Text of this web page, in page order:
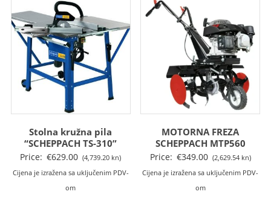
Stolna kružna pila
“SCHEPPACH TS-310”
Price: €629.00 (4,739.20 kn)
Cijena je izražena sa uključenim PDV-
om
MOTORNA FREZA
SCHEPPACH MTP560
Price: €349.00 (2,629.54 kn)
Cijena je izražena sa uključenim PDV-
om